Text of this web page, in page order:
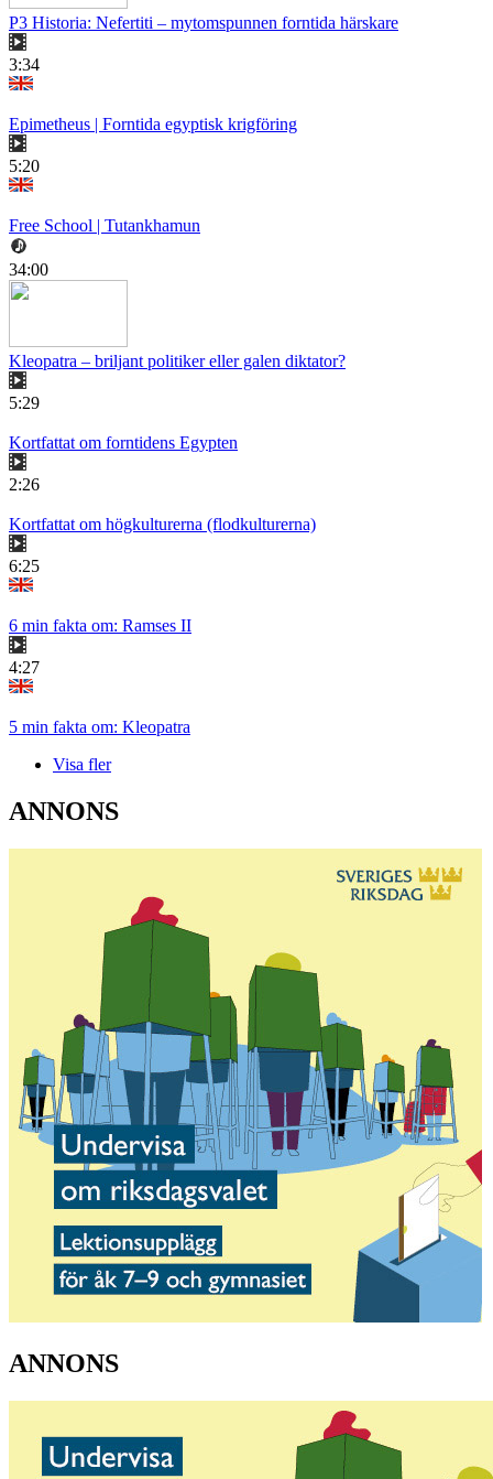
P3 Historia: Nefertiti – mytomspunnen forntida härskare
3:34
Epimetheus | Forntida egyptisk krigföring
5:20
Free School | Tutankhamun
34:00
Kleopatra – briljant politiker eller galen diktator?
5:29
Kortfattat om forntidens Egypten
2:26
Kortfattat om högkulturerna (flodkulturerna)
6:25
6 min fakta om: Ramses II
4:27
5 min fakta om: Kleopatra
Visa fler
ANNONS
ANNONS